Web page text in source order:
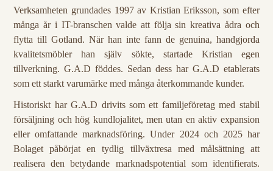
Verksamheten grundades 1997 av Kristian Eriksson, som efter
många år i IT-branschen valde att följa sin kreativa ådra och
flytta till Gotland. När han inte fann de genuina, handgjorda
kvalitetsmöbler han själv sökte, startade Kristian egen
tillverkning. G.A.D föddes. Sedan dess har G.A.D etablerats
som ett starkt varumärke med många återkommande kunder.
Historiskt har G.A.D drivits som ett familjeföretag med stabil
försäljning och hög kundlojalitet, men utan en aktiv expansion
eller omfattande marknadsföring. Under 2024 och 2025 har
Bolaget påbörjat en tydlig tillväxtresa med målsättning att
realisera den betydande marknadspotential som identifierats.